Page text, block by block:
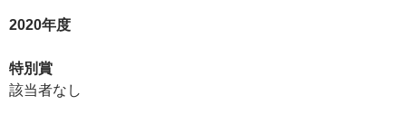
2020年度
特別賞
該当者なし